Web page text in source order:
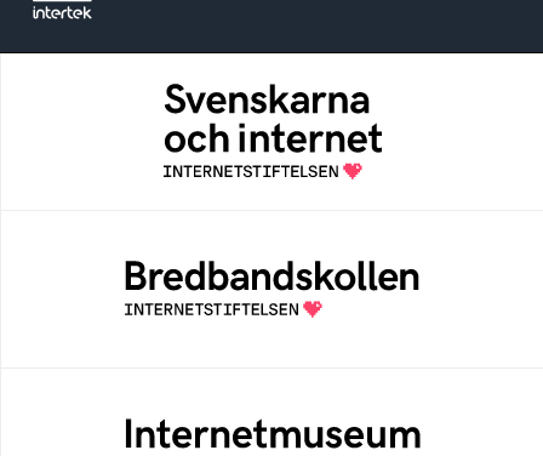
Svenskarna och internet
En årlig studie av svenska folkets
internetvanor
Bredbandskollen är ett oberoende
konsumentverktyg som drivs av
Internetstiftelsen
Ett digitalt museum som byggts, och kureras